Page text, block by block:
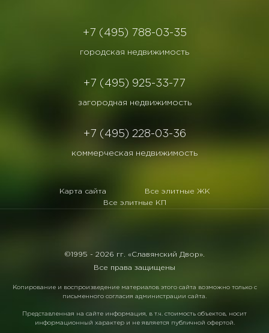
+7 (495) 788-03-35
городская недвижимость
+7 (495) 925-33-77
загородная недвижимость
+7 (495) 228-03-36
коммерческая недвижимость
Карта сайта
Все элитные ЖК
Все элитные КП
©1995 - 2026 гг. «Славянский Двор».
Все права защищены
Копирование и воспроизведение материалов этого сайта возможно только с
письменного согласия администрации сайта.
Представленная на сайте информация, в т.ч. стоимость объектов, носит
информационный характер и не является публичной офертой.